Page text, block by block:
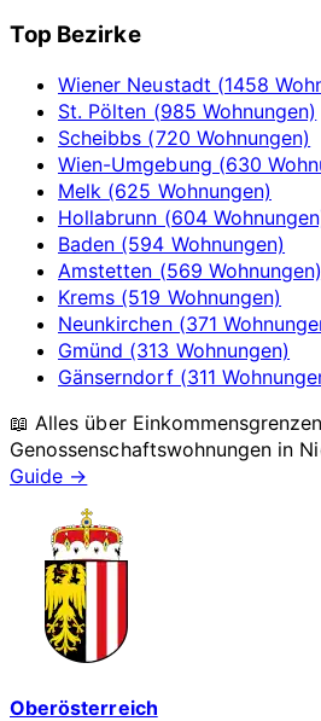
Top Bezirke
Wiener Neustadt (1458
St. Pölten (985 Wohnungen)
Scheibbs (720 Wohnungen)
Wien-Umgebung (630
Melk (625 Wohnungen)
Hollabrunn (604
Baden (594 Wohnungen)
Amstetten (569 Wohnungen)
Krems (519 Wohnungen)
Neunkirchen (371
Gmünd (313 Wohnungen)
Gänserndorf (311
📖 Alles über
Genossenschaftswohnungen in
Guide →
Oberösterreich